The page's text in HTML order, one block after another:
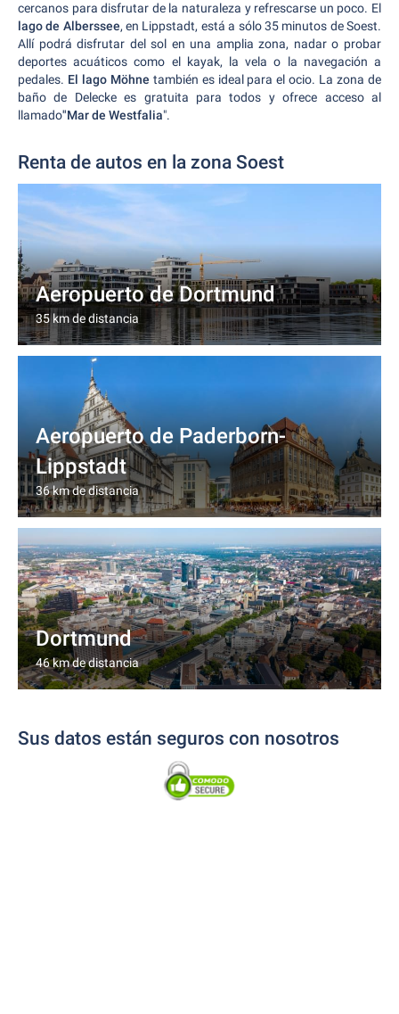
cercanos para disfrutar de la naturaleza y refrescarse un poco. El
lago de Alberssee, en Lippstadt, está a sólo 35 minutos de Soest.
Allí podrá disfrutar del sol en una amplia zona, nadar o probar
deportes acuáticos como el kayak, la vela o la navegación a
pedales. El lago Möhne también es ideal para el ocio. La zona de
baño de Delecke es gratuita para todos y ofrece acceso al
llamado"Mar de Westfalia".
Renta de autos en la zona Soest
Aeropuerto de Dortmund
35 km de distancia
Aeropuerto de Paderborn-
Lippstadt
36 km de distancia
Dortmund
46 km de distancia
Sus datos están seguros con nosotros